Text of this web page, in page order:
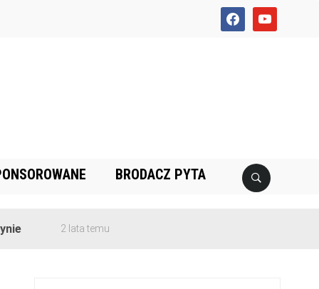
facebookyoutube
BRODACZ PYTA
2 lata temu